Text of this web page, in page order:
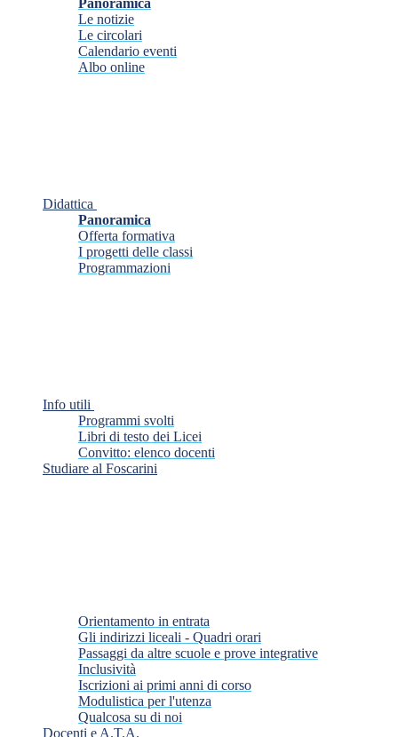
Panoramica
Le notizie
Le circolari
Calendario eventi
Albo online
Didattica
Panoramica
Offerta formativa
I progetti delle classi
Programmazioni
Info utili
Programmi svolti
Libri di testo dei Licei
Convitto: elenco docenti
Studiare al Foscarini
Orientamento in entrata
Gli indirizzi liceali - Quadri orari
Passaggi da altre scuole e prove integrative
Inclusività
Iscrizioni ai primi anni di corso
Modulistica per l'utenza
Qualcosa su di noi
Docenti e A.T.A.